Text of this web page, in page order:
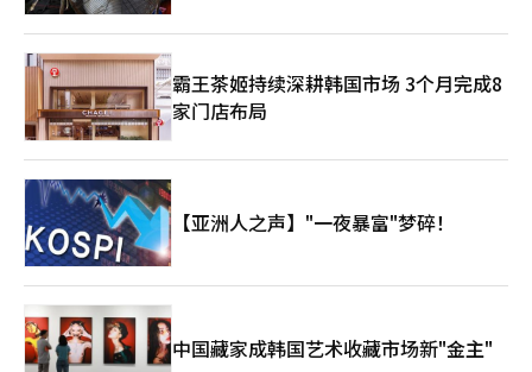
霸王茶姬持续深耕韩国市场 3个月完成8
家门店布局
【亚洲人之声】"一夜暴富"梦碎！
中国藏家成韩国艺术收藏市场新"金主"